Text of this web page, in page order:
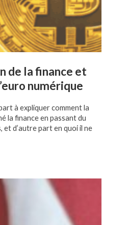
de la finance et
numérique
à expliquer comment la
la finance en passant du
et d’autre part en quoi il ne